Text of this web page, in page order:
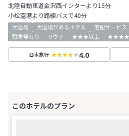
北陸自動車道金沢西インターより15分
小松空港より路線バスで40分
大浴場 大浴場があるホテル 宅配サービス
駐車場有り
サウナ ★★★以上 ★★★★
日本旅行 4.0